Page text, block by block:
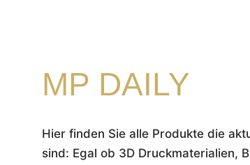
MP DAILY
Hier finden Sie alle Produkte die
sind: Egal ob 3D Druckmaterialien,